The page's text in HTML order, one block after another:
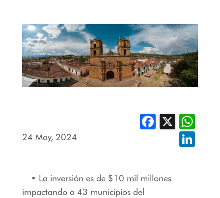
24 May, 2024
Facebook
X
• La inversión es de $10 mil millones
impactando a 43 municipios del